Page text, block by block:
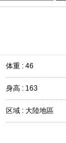
体重 : 46
身高 : 163
区域 : 大陸地區